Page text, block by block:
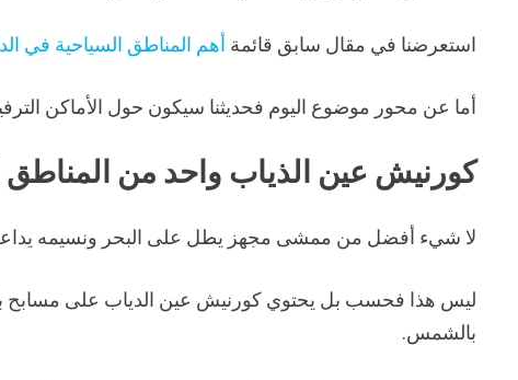
استعرضنا في مقال سابق قائمة أهم المناطق السياحية في
أما عن محور موضوع اليوم فحديثنا سيكون حول الأماكن
كورنيش عين الذياب واحد من المناطق
لا شيء أفضل من ممشى مجهز يطل على البحر ونسيمه يداعب
ليس هذا فحسب بل يحتوي كورنيش عين الدياب على مسابح
بالشمس.